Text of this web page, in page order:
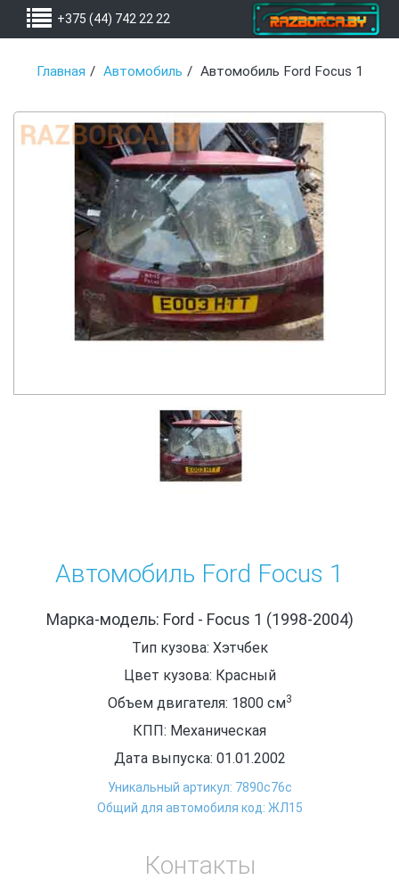
+375 (44) 742 22 22
Главная Автомобиль Автомобиль Ford Focus 1
Автомобиль Ford Focus 1
Марка-модель: Ford - Focus 1 (1998-2004)
Тип кузова: Хэтчбек
Цвет кузова: Красный
Объем двигателя: 1800 см3
КПП: Механическая
Дата выпуска: 01.01.2002
Уникальный артикул: 7890c76c
Общий для автомобиля код: ЖЛ15
Контакты